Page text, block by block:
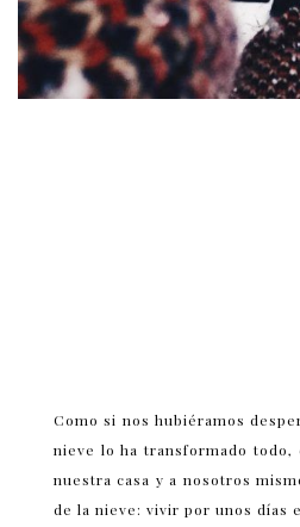
Como si nos hubiéramos
nieve lo ha transformado
nuestra casa y a nosotros
de la nieve: vivir por unos días